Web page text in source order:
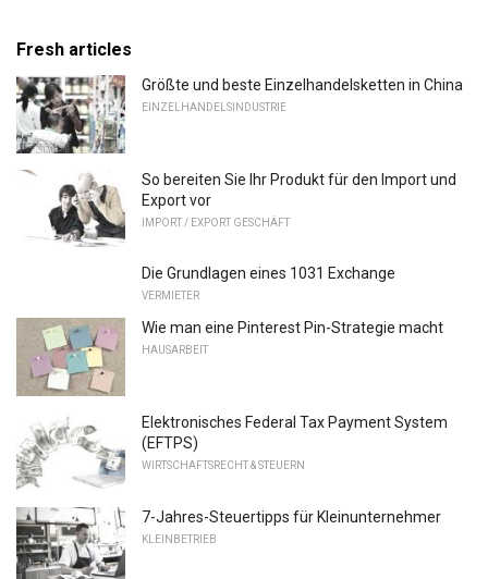
Fresh articles
Größte und beste Einzelhandelsketten in China
EINZELHANDELSINDUSTRIE
So bereiten Sie Ihr Produkt für den Import und
Export vor
IMPORT / EXPORT GESCHÄFT
Die Grundlagen eines 1031 Exchange
VERMIETER
Wie man eine Pinterest Pin-Strategie macht
HAUSARBEIT
Elektronisches Federal Tax Payment System
(EFTPS)
WIRTSCHAFTSRECHT & STEUERN
7-Jahres-Steuertipps für Kleinunternehmer
KLEINBETRIEB